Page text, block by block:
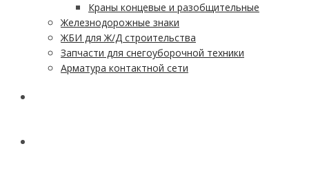
Краны концевые и разобщительные
Железнодорожные знаки
ЖБИ для Ж/Д строительства
Запчасти для снегоуборочной техники
Арматура контактной сети